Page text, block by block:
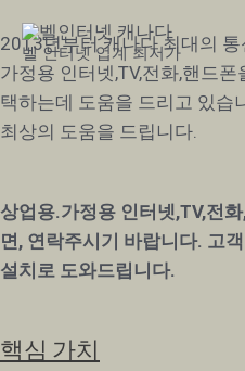
텐
츠
로
건
기
벨 인터넷 업계 최저가
2013년부터 캐나다 최대의
가정용 인터넷,TV,전화,핸드
택하는데 도움을 드리고 있습
최상의 도움을 드립니다.
상업용.가정용 인터넷,TV,전
면, 연락주시기 바랍니다. 고
설치로 도와드립니다.
핵심 가치